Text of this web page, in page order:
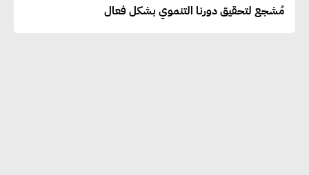
مُشجع لتحقيق دورنا التنموي بشكل فعال